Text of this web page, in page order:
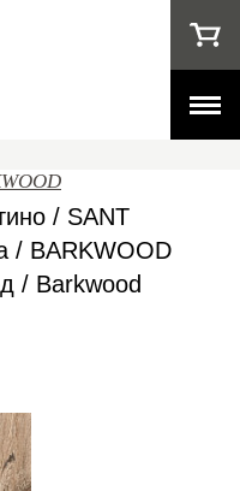
/ SANT
/ BARKWOOD
/ Barkwood